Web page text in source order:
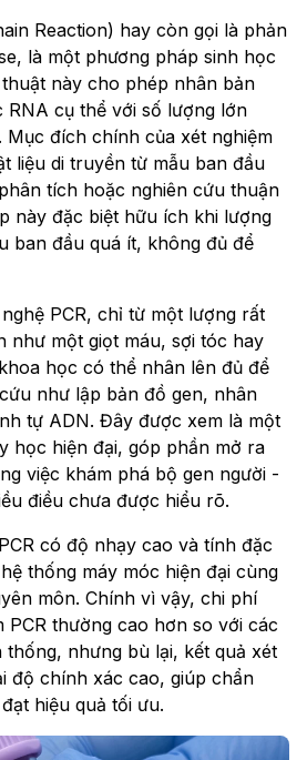
Reaction) hay còn gọi là phản
là một phương pháp sinh học
này cho phép nhân bản
RNA cụ thể với số lượng lớn
Mục đích chính của xét nghiệm
liệu di truyền từ mẫu ban đầu
tích hoặc nghiên cứu thuận
này đặc biệt hữu ích khi lượng
ban đầu quá ít, không đủ để
PCR, chỉ từ một lượng rất
như một giọt máu, sợi tóc hay
học có thể nhân lên đủ để
như lập bản đồ gen, nhân
tự ADN. Đây được xem là một
học hiện đại, góp phần mở ra
việc khám phá bộ gen người -
điều chưa được hiểu rõ.
có độ nhạy cao và tính đặc
thống máy móc hiện đại cùng
môn. Chính vì vậy, chi phí
PCR thường cao hơn so với các
nhưng bù lại, kết quả xét
độ chính xác cao, giúp chẩn
hiệu quả tối ưu.